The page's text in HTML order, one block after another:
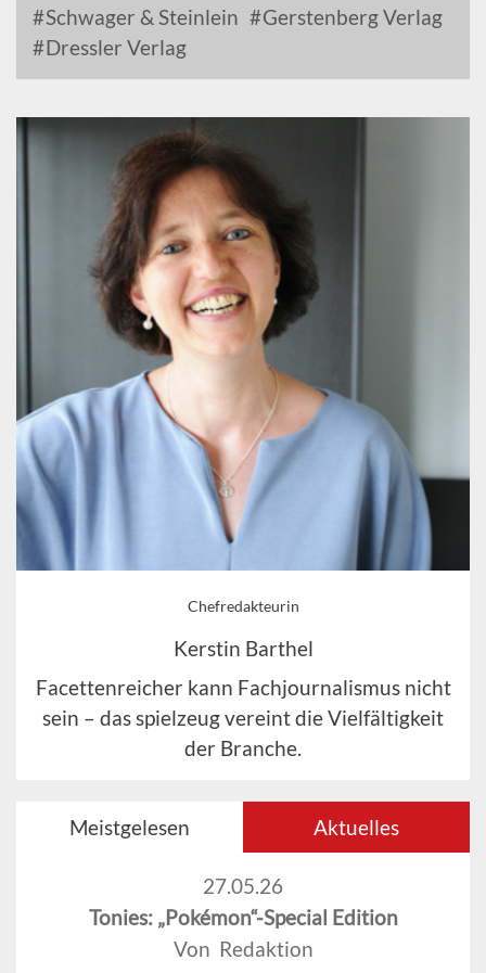
Schwager & Steinlein
Gerstenberg Verlag
Dressler Verlag
Chefredakteurin
Kerstin Barthel
Facettenreicher kann Fachjournalismus nicht
sein – das spielzeug vereint die Vielfältigkeit
der Branche.
Meistgelesen Aktuelles
27.05.26
Tonies: „Pokémon“-Special Edition
Von Redaktion